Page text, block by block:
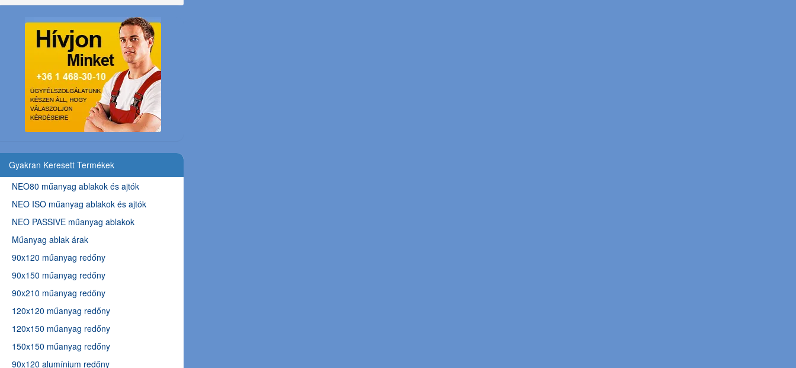
Gyakran Keresett Termékek
NEO80 műanyag ablakok és ajtók
NEO ISO műanyag ablakok és ajtók
NEO PASSIVE műanyag ablakok
Műanyag ablak árak
90x120 műanyag redőny
90x150 műanyag redőny
90x210 műanyag redőny
120x120 műanyag redőny
120x150 műanyag redőny
150x150 műanyag redőny
90x120 alumínium redőny